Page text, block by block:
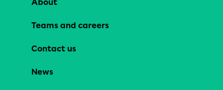
About
Teams and careers
Contact us
News